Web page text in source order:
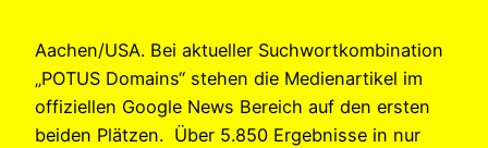
Aachen/USA. Bei aktueller Suchwortkombination
„POTUS Domains“ stehen die Medienartikel im
offiziellen Google News Bereich auf den ersten
beiden Plätzen. Über 5.850 Ergebnisse in nur